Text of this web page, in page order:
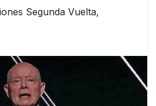
Segunda Vuelta,